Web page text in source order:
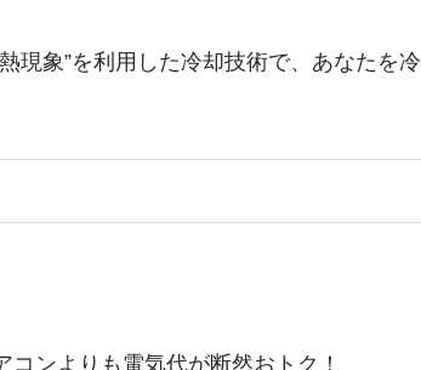
現象”を利用した冷却技術で、あなたを冷
ンよりも電気代が断然おトク！